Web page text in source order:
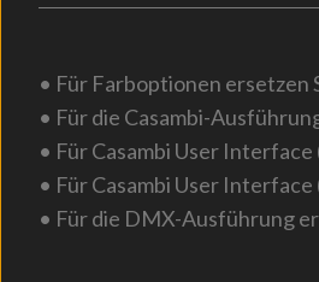
• Für Farboptionen ersetzen
• Für die Casambi-
• Für Casambi User
• Für Casambi User
• Für die DMX-Ausführung